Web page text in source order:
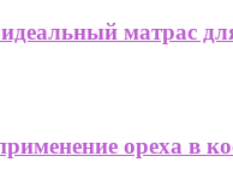
матрас
ореха в